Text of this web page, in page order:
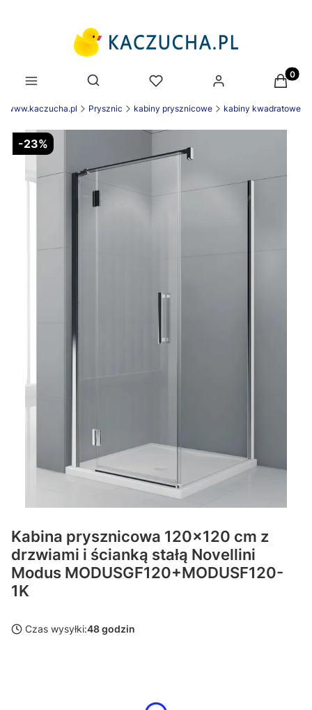
Otwórz wyszukiwarkę
www.kaczucha.pl Prysznic kabiny prysznicowe kabiny kwadratowe
-23%
Kabina prysznicowa 120x120 cm z
drzwiami i ścianką stałą Novellini
Modus MODUSGF120+MODUSF120-
1K
Czas wysyłki:48 godzin